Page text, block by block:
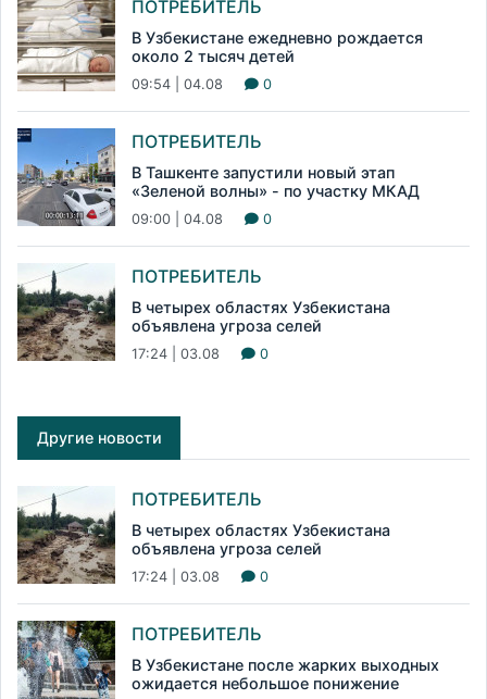
ПОТРЕБИТЕЛЬ
В Узбекистане ежедневно рождается
около 2 тысяч детей
09:54 | 04.08 0
ПОТРЕБИТЕЛЬ
В Ташкенте запустили новый этап
«Зеленой волны» - по участку МКАД
09:00 | 04.08 0
ПОТРЕБИТЕЛЬ
В четырех областях Узбекистана
объявлена угроза селей
17:24 | 03.08 0
Другие новости
ПОТРЕБИТЕЛЬ
В четырех областях Узбекистана
объявлена угроза селей
17:24 | 03.08 0
ПОТРЕБИТЕЛЬ
В Узбекистане после жарких выходных
ожидается небольшое понижение